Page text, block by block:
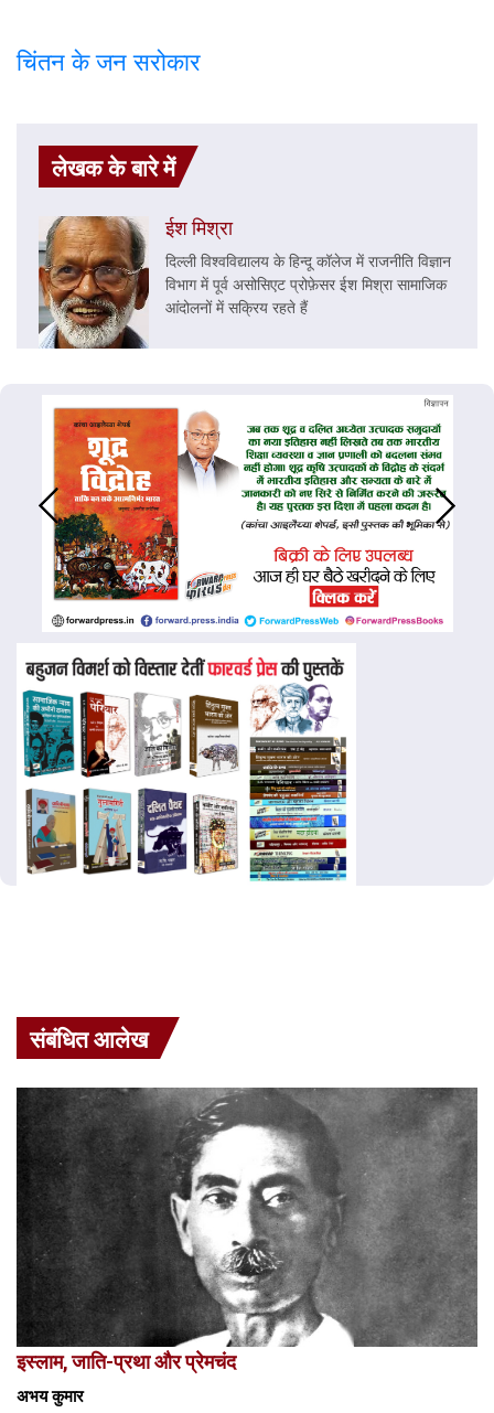
चिंतन के जन सरोकार
लेखक के बारे में
ईश मिश्रा
दिल्ली विश्वविद्यालय के हिन्दू कॉलेज में राजनीति विज्ञान
विभाग में पूर्व असोसिएट प्रोफ़ेसर ईश मिश्रा सामाजिक
आंदोलनों में सक्रिय रहते हैं
संबंधित आलेख
इस्लाम, जाति-प्रथा और प्रेमचंद
अभय कुमार